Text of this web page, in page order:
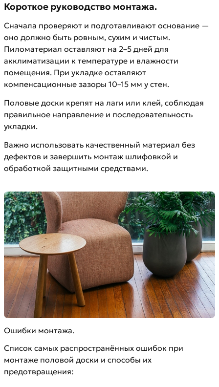
Короткое руководство монтажа.
Сначала проверяют и подготавливают основание —
оно должно быть ровным, сухим и чистым.
Пиломатериал оставляют на 2–5 дней для
акклиматизации к температуре и влажности
помещения. При укладке оставляют
компенсационные зазоры 10–15 мм у стен.
Половые доски крепят на лаги или клей, соблюдая
правильное направление и последовательность
укладки.
Важно использовать качественный материал без
дефектов и завершить монтаж шлифовкой и
обработкой защитными средствами.
Ошибки монтажа.
Список самых распространённых ошибок при
монтаже половой доски и способы их
предотвращения: